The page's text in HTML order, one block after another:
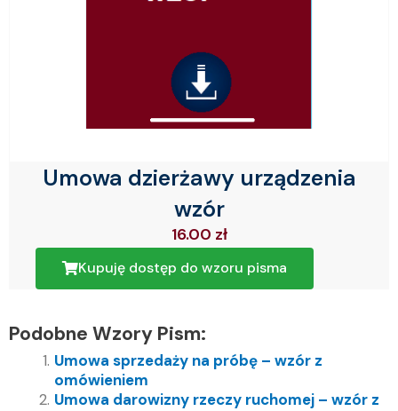
Umowa dzierżawy urządzenia
wzór
16.00 zł
Kupuję dostęp do wzoru pisma
Podobne Wzory Pism:
Umowa sprzedaży na próbę – wzór z
omówieniem
Umowa darowizny rzeczy ruchomej – wzór z